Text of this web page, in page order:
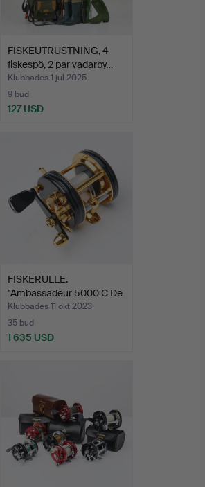
FISKEUTRUSTNING, 4
fiskespö, 2 par vadarby…
Klubbades 1 jul 2025
9 bud
127 USD
FISKERULLE.
"Ambassadeur 5000 C De
Luxe", …
Klubbades 11 okt 2023
35 bud
1 635 USD